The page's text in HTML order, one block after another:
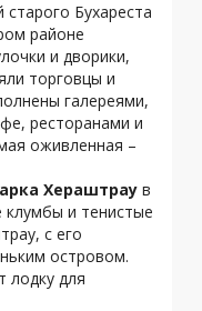
Бухареста
районе
и дворики,
торговцы и
галереями,
ресторанами и
оживленная –
Хераштраув
и тенистые
с его
островом.
лодку для